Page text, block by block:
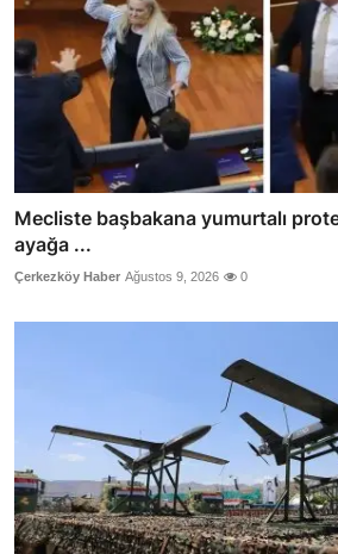
Mecliste başbakana yumurtalı
ayağa ...
Çerkezköy Haber Ağustos 9, 2026 0